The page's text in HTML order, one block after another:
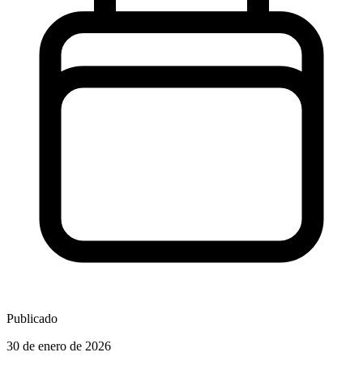
Publicado
30 de enero de 2026